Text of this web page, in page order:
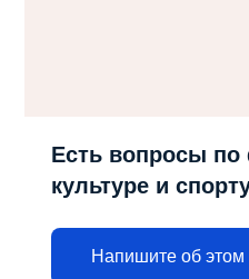
Есть вопросы по
культуре и
Напишите об этом